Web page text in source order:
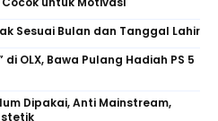
Sesuai Bulan dan Tanggal Lahir
OLX, Bawa Pulang Hadiah PS 5
Dipakai, Anti Mainstream,